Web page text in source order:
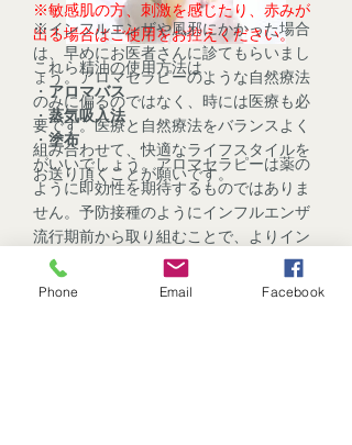
これら精油の使用方法は、
・ アロマバス
・蒸気吸入法
・塗布
がいいでしょう。アロマセラピーは薬の
ように即効性を期待するものではありま
せん。予防接種のようにインフルエンザ
流行期前から取り組むことで、よりイン
フルエンザ対策とし
ての効果が上がります。始めは3日に1
※敏感肌の方、刺激を感じたり、赤みが
出る場合はご使用をお控えください。
※インフルエンザや風邪にかかった場合
は、早めにお医者さんに診てもらいまし
ょう。アロマセラピーのような自然療法
のみに偏るのではなく、時には医療も必
要です。医療と自然療法をバランスよく
組み合わせて、快適なライフスタイルを
お送り頂くことが願いです。
Phone Email Facebook